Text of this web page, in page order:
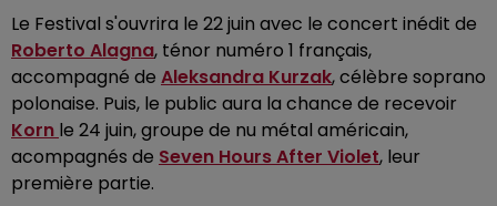
Le Festival s'ouvrira le 22 juin avec le concert inédit de
Roberto Alagna, ténor numéro 1 français,
accompagné de Aleksandra Kurzak, célèbre soprano
polonaise. Puis, le public aura la chance de recevoir
Korn le 24 juin, groupe de nu métal américain,
acompagnés de Seven Hours After Violet, leur
première partie.